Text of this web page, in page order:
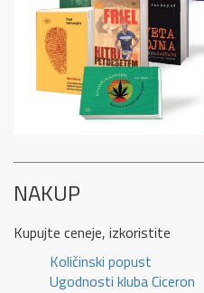
NAKUP
Kupujte ceneje, izkoristite
Količinski popust
Ugodnosti kluba Ciceron